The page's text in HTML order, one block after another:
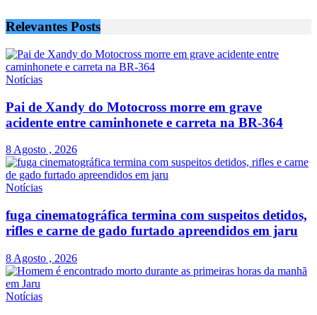
Relevantes Posts
Notícias
Pai de Xandy do Motocross morre em grave
acidente entre caminhonete e carreta na BR-364
8 Agosto , 2026
Notícias
fuga cinematográfica termina com suspeitos detidos,
rifles e carne de gado furtado apreendidos em jaru
8 Agosto , 2026
Notícias